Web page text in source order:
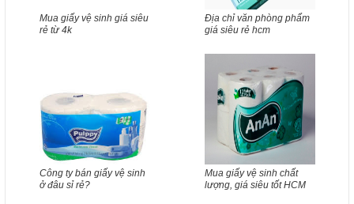
Mua giấy vệ sinh giá siêu
rẻ từ 4k
Địa chỉ văn phòng phẩm
giá siêu rẻ hcm
Công ty bán giấy vệ sinh
ở đâu sỉ rẻ?
Mua giấy vệ sinh chất
lượng, giá siêu tốt HCM